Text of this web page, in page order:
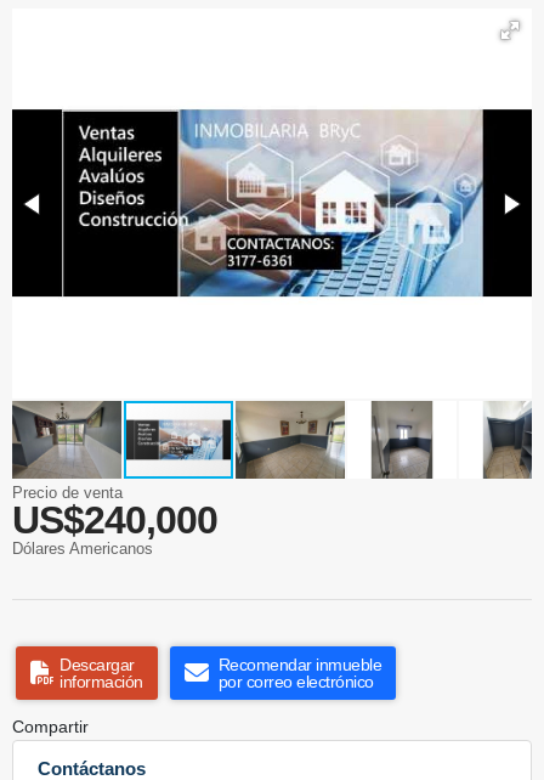
Precio de venta
US$240,000
Dólares Americanos
Descargar
información
Recomendar inmueble
por correo electrónico
Compartir
Contáctanos